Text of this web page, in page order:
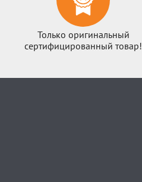
Только оригинальный
сертифицированный товар!